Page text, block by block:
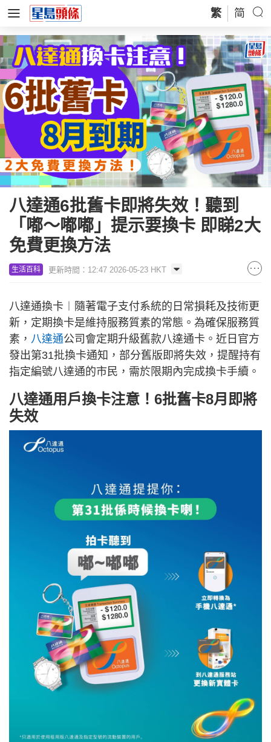
繁 简
八達通6批舊卡即將失效！聽到
「嘟～嘟嘟」提示要換卡 即睇2大
免費更換方法
生活百科 更新時間：12:47 2026-05-23 HKT
八達通換卡︱隨著電子支付系統的日常損耗及技術更
新，定期換卡是維持服務質素的常態。為確保服務質
素， 八達通公司會定期升級舊款八達通卡。近日官方
發出第31批換卡通知，部分舊版即將失效，提醒持有
指定編號八達通的市民，需於限期內完成換卡手續。
八達通用戶換卡注意！6批舊卡8月即將
失效